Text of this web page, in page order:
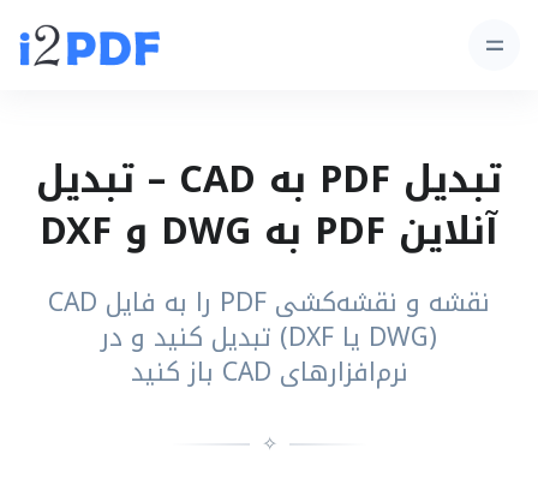
تبدیل PDF به CAD – تبدیل
آنلاین PDF به DWG و DXF
نقشه‌ و نقشه‌کشی PDF را به فایل CAD
(DWG یا DXF) تبدیل کنید و در
نرم‌افزارهای CAD باز کنید
✧